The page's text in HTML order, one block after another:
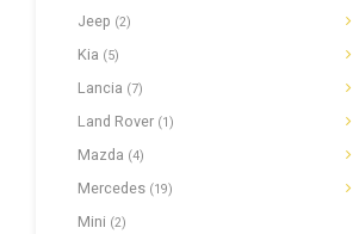
Jeep (2)
Kia (5)
Lancia (7)
Land Rover (1)
Mazda (4)
Mercedes (19)
Mini (2)